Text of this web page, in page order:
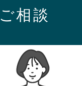
ご相談